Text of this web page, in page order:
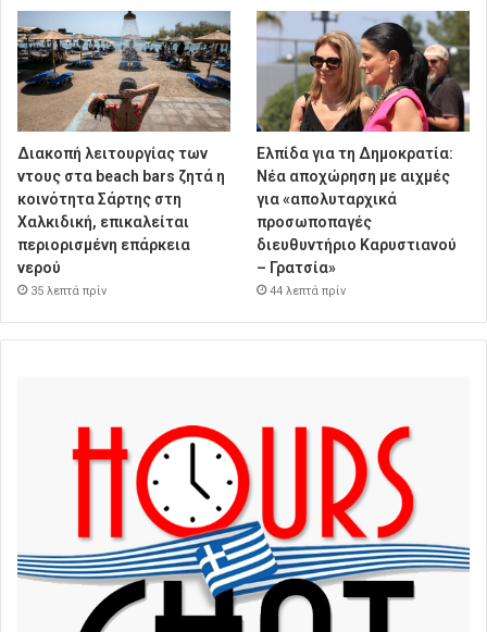
Διακοπή λειτουργίας των
ντους στα beach bars ζητά η
κοινότητα Σάρτης στη
Χαλκιδική, επικαλείται
περιορισμένη επάρκεια
νερού
35 λεπτά πρίν
Ελπίδα για τη Δημοκρατία:
Νέα αποχώρηση με αιχμές
για «απολυταρχικά
προσωποπαγές
διευθυντήριο Καρυστιανού
– Γρατσία»
44 λεπτά πρίν